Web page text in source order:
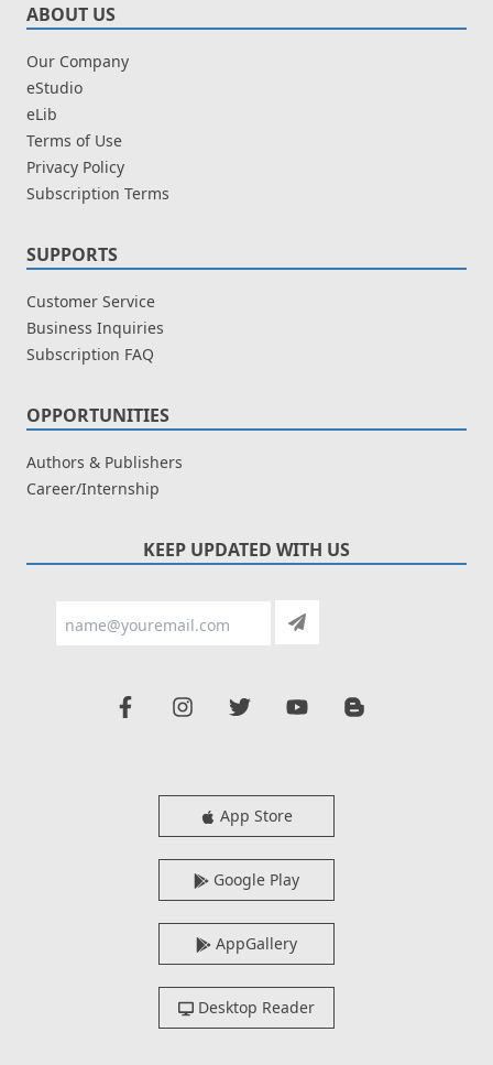
ABOUT US
Our Company
eStudio
eLib
Terms of Use
Privacy Policy
Subscription Terms
SUPPORTS
Customer Service
Business Inquiries
Subscription FAQ
OPPORTUNITIES
Authors & Publishers
Career/Internship
KEEP UPDATED WITH US
App Store
Google Play
AppGallery
Desktop Reader